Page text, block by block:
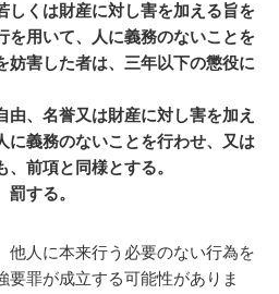
しくは財産に対し害を加える旨を
を用いて、人に義務のないことを
妨害した者は、三年以下の懲役に
、名誉又は財産に対し害を加え
に義務のないことを行わせ、又は
前項と同様とする。
する。
他人に本来行う必要のない行為を
要罪が成立する可能性がありま